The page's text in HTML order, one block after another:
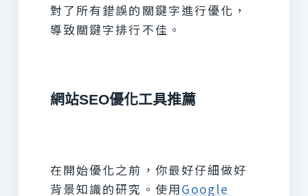
對了所有錯誤的關鍵字進行優化，
導致關鍵字排行不佳。
網站SEO優化工具推薦
在開始優化之前，你最好仔細做好
背景知識的研究。使用Google